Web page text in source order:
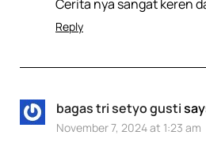
Cerita nya sangat keren
Reply
bagas tri setyo gusti
November 7, 2024 at 1:23 am